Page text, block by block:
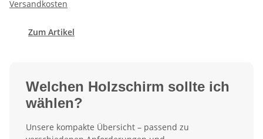
Versandkosten
Zum Artikel
Welchen Holzschirm sollte ich
wählen?
Unsere kompakte Übersicht – passend zu